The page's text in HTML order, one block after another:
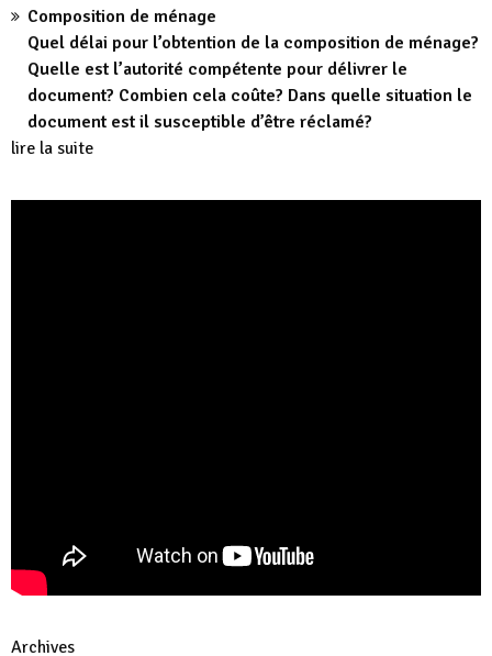
Composition de ménage
Quel délai pour l’obtention de la composition de ménage?
Quelle est l’autorité compétente pour délivrer le
document? Combien cela coûte? Dans quelle situation le
document est il susceptible d’être réclamé?
lire la suite
Archives